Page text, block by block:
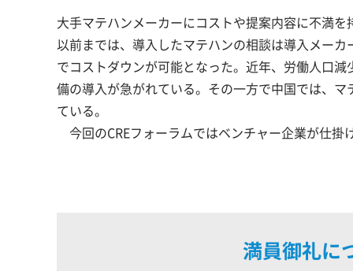
大手マテハンメーカーにコストや提案内容に不満
以前までは、導入したマテハンの相談は導入メー
でコストダウンが可能となった。近年、労働人口
備の導入が急がれている。その一方で中国では、
ている。
今回のCREフォーラムではベンチャー企業が仕
満員御礼に